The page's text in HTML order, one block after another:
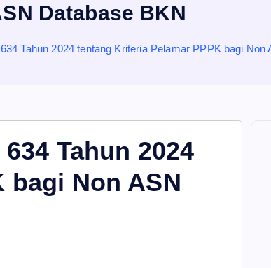
Database BKN
Tahun 2024 tentang Kriteria Pelamar PPPK bagi Non
Tahun 2024
bagi Non ASN